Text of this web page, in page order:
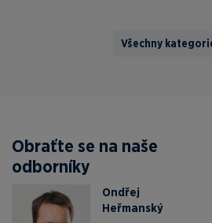
Všechny
Obraťte se na naše
odborníky
Ondřej
Heřmanský